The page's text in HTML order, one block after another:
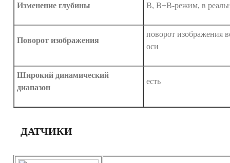
Изменение глубины B, B+B-режим, в
Поворот изображения
поворот изображения
оси
Широкий динамический
диапазон
есть
ДАТЧИКИ